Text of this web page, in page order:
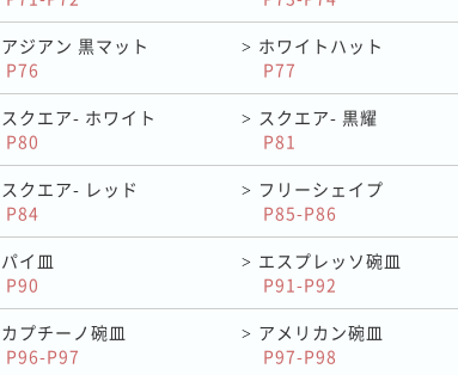
アジアン 黒マット
P76
> ホワイトハット
P77
スクエア- ホワイト
P80
> スクエア- 黒耀
P81
スクエア- レッド
P84
> フリーシェイプ
P85-P86
パイ皿
P90
> エスプレッソ碗皿
P91-P92
カプチーノ碗皿
P96-P97
> アメリカン碗皿
P97-P98